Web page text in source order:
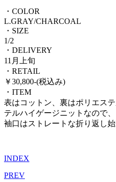
・COLOR
L.GRAY/CHARCOAL
・SIZE
1/2
・DELIVERY
11月上旬
・RETAIL
￥30,800-(税込み)
・ITEM
表はコットン、裏はポリエス
テルハイゲージニットなので
袖口はストレートな折り返し
INDEX
PREV